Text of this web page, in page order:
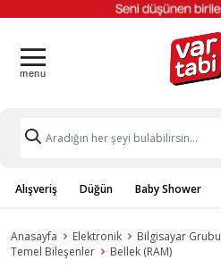
Alışveriş Düğün Baby Shower
Anasayfa Elektronik Bilgisayar Grubu
Temel Bileşenler
Bellek (RAM)